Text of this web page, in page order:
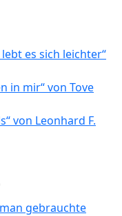
es sich leichter“
in mir“ von Tove
von Leonhard F.
gebrauchte